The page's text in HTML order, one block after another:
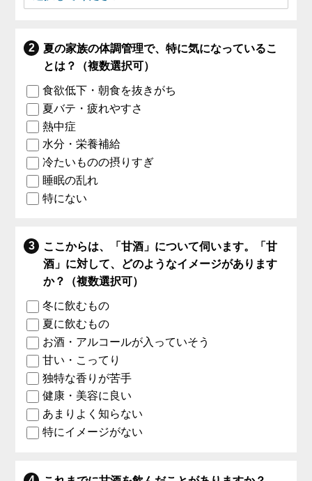
夏の家族の体調管理で、特に気になっているこ
とは？（複数選択可）
食欲低下・朝食を抜きがち
夏バテ・疲れやすさ
熱中症
水分・栄養補給
冷たいものの摂りすぎ
睡眠の乱れ
特にない
ここからは、「甘酒」について伺います。「甘
酒」に対して、どのようなイメージがあります
か？（複数選択可）
冬に飲むもの
夏に飲むもの
お酒・アルコールが入っていそう
甘い・こってり
独特な香りが苦手
健康・美容に良い
あまりよく知らない
特にイメージがない